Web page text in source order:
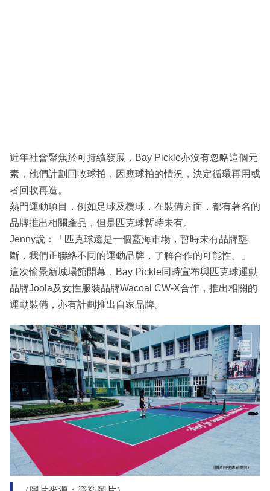
近年社會聚焦於可持續發展，Bay Pickle亦沒有忽略這個元
素，他們計劃回收球拍，因應球拍的情況，決定循環再用或
者回收再造。
熱門運動項目，例如足球及欖球，在裝備方面，都有著名的
品牌推出相關產品，但是匹克球暫時未有。
Jenny說：「匹克球還是一個藍海市場，暫時未有品牌壟
斷，我們正聯絡不同的運動品牌，了解合作的可能性。」
這次愉景新城場館開幕，Bay Pickle同時宣布與匹克球運動
品牌Joola及女性服裝品牌Wacoal CW-X合作，推出相關的
運動裝備，亦有計劃推出自家品牌。